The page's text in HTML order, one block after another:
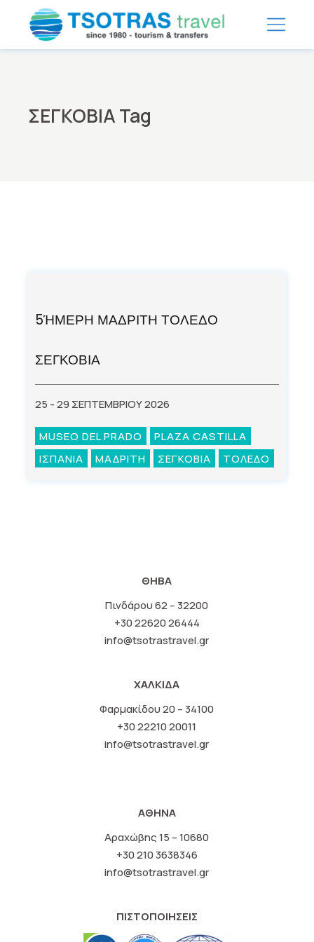
content
ΣΕΓΚΟΒΙΑ Tag
5ΉΜΕΡΗ ΜΑΔΡΙΤΗ ΤΟΛΕΔΟ
ΣΕΓΚΟΒΙΑ
25 - 29 ΣΕΠΤΕΜΒΡΙΟΥ 2026
MUSEO DEL PRADO
PLAZA CASTILLA
ΙΣΠΑΝΙΑ
ΜΑΔΡΙΤΗ ΣΕΓΚΟΒΙΑ ΤΟΛΕΔΟ
ΘΗΒΑ
Πινδάρου 62 – 32200
+30 22620 26444
info@tsotrastravel.gr
ΧΑΛΚΙΔΑ
Φαρμακίδου 20 – 34100
+30 22210 20011
info@tsotrastravel.gr
ΑΘΗΝΑ
Αραχώβης 15 – 10680
+30 210 3638346
info@tsotrastravel.gr
ΠΙΣΤΟΠΟΙΗΣΕΙΣ